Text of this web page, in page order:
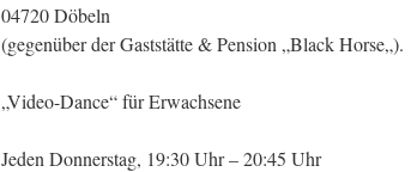
04720 Döbeln
(gegenüber der Gaststätte & Pension „Black Horse„).
„Video-Dance“ für Erwachsene
Jeden Donnerstag, 19:30 Uhr – 20:45 Uhr